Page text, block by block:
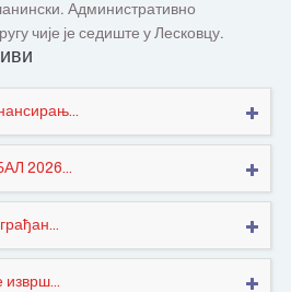
Административно
чије је седиште у Лесковцу.
2026...
изврш...